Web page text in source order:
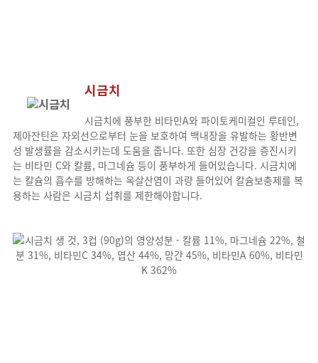
시금치
시금치에 풍부한 비타민A와 파이토케미컬인 루테인,
제아잔틴은 자외선으로부터 눈을 보호하여 백내장을 유발하는 황반변
성 발생률을 감소시키는데 도움을 줍니다. 또한 심장 건강을 증진시키
는 비타민 C와 칼륨, 마그네슘 등이 풍부하게 들어있습니다. 시금치에
는 칼슘의 흡수를 방해하는 옥살산염이 과량 들어있어 칼슘보충제를 복
용하는 사람은 시금치 섭취를 제한해야합니다.